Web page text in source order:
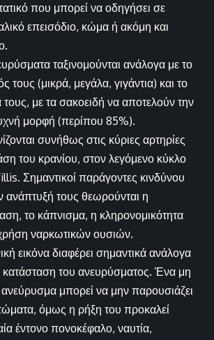
που μπορεί να οδηγήσει σε
επεισόδιο, κώμα ή ακόμη και
ταξινομούνται ανάλογα με το
τους (μικρά, μεγάλα, γιγάντια) και το
με τα σακοειδή να αποτελούν την
μορφή (περίπου 85%).
συνήθως στις κύριες αρτηρίες
του κρανίου, στον λεγόμενο κύκλο
Σημαντικοί παράγοντες κινδύνου
ανάπτυξή τους θεωρούνται η
το κάπνισμα, η κληρονομικότητα
ναρκωτικών ουσιών.
εικόνα διαφέρει σημαντικά ανάλογα
κατάσταση του ανευρύσματος. Ένα μη
μπορεί να μην παρουσιάζει
όμως η ρήξη του προκαλεί
έντονο πονοκέφαλο, ναυτία,